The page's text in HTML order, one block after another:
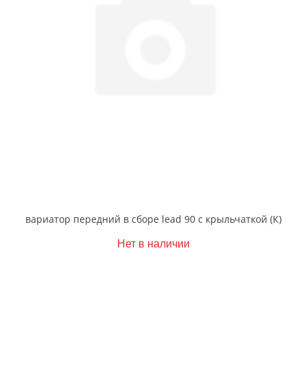
вариатор передний в сборе lead 90 с крыльчаткой (К)
Нет в наличии